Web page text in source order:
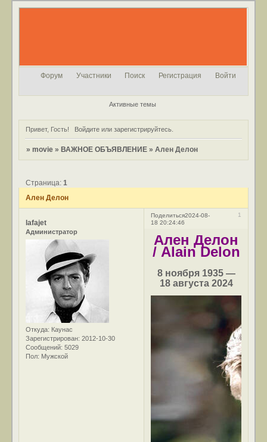
Форум Участники Поиск Регистрация Войти
Активные темы
Привет, Гость! Войдитеили зарегистрируйтесь.
»movie » ВАЖНОЕ ОБЪЯВЛЕНИЕ »Ален Делон
Ален Делон
Страница:1
Поделиться 1
2024-08-
18 20:24:46
lafajet
Администратор
Откуда: Каунас
Зарегистрирован: 2012-10-30
Сообщений: 5029
Пол: Мужской
Ален Делон
/ Alain Delon
8 ноября 1935 —
18 августа 2024